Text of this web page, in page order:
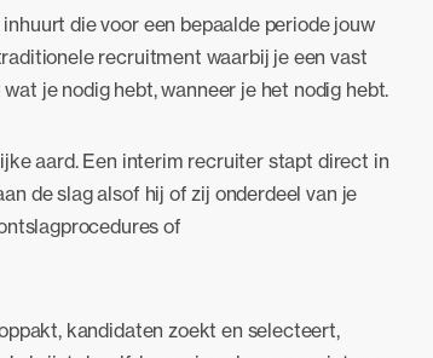
inhuurt die voor een bepaalde periode jouw
recruitment waarbij je een vast
je nodig hebt, wanneer je het nodig hebt.
aard. Een interim recruiter stapt direct in
de slag alsof hij of zij onderdeel van je
of
kandidaten zoekt en selecteert,